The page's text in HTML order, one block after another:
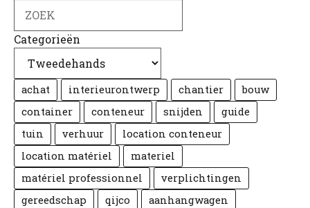
op
Categorieën
achat interieurontwerp chantier
bouw
container
conteneur snijden
guide
tuin
verhuur
location conteneur
location matériel
materiel
matériel professionnel
verplichtingen
gereedschap
qijco
aanhangwagen